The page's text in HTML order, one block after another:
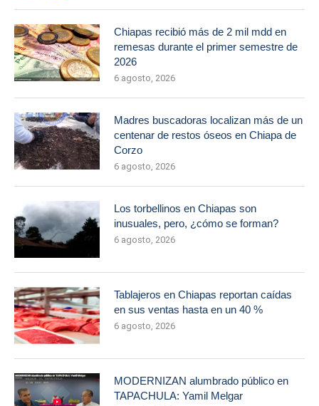
Chiapas recibió más de 2 mil mdd en
remesas durante el primer semestre de
2026
6 agosto, 2026
Madres buscadoras localizan más de un
centenar de restos óseos en Chiapa de
Corzo
6 agosto, 2026
Los torbellinos en Chiapas son
inusuales, pero, ¿cómo se forman?
6 agosto, 2026
Tablajeros en Chiapas reportan caídas
en sus ventas hasta en un 40 %
6 agosto, 2026
MODERNIZAN alumbrado público en
TAPACHULA: Yamil Melgar